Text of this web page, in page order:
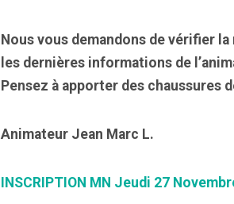
Nous vous demandons de vérifier
les dernières informations de
Pensez à apporter des chaussures
Animateur Jean Marc L.
INSCRIPTION MN Jeudi 27